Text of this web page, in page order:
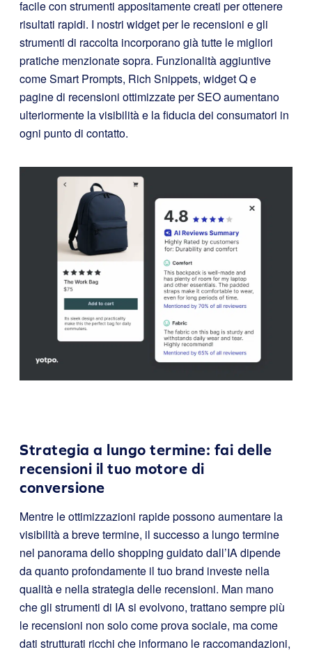
facile con strumenti appositamente creati per ottenere
risultati rapidi. I nostri widget per le recensioni e gli
strumenti di raccolta incorporano già tutte le migliori
pratiche menzionate sopra. Funzionalità aggiuntive
come Smart Prompts, Rich Snippets, widget Q e
pagine di recensioni ottimizzate per SEO aumentano
ulteriormente la visibilità e la fiducia dei consumatori in
ogni punto di contatto.
Strategia a lungo termine: fai delle
recensioni il tuo motore di
conversione
Mentre le ottimizzazioni rapide possono aumentare la
visibilità a breve termine, il successo a lungo termine
nel panorama dello shopping guidato dall’IA dipende
da quanto profondamente il tuo brand investe nella
qualità e nella strategia delle recensioni. Man mano
che gli strumenti di IA si evolvono, trattano sempre più
le recensioni non solo come prova sociale, ma come
dati strutturati ricchi che informano le raccomandazioni,